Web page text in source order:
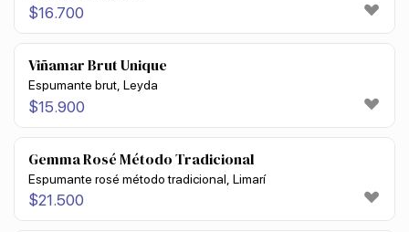
$16.700
Viñamar Brut Unique
Espumante brut, Leyda
$15.900
Gemma Rosé Método Tradicional
Espumante rosé método tradicional, Limarí
$21.500